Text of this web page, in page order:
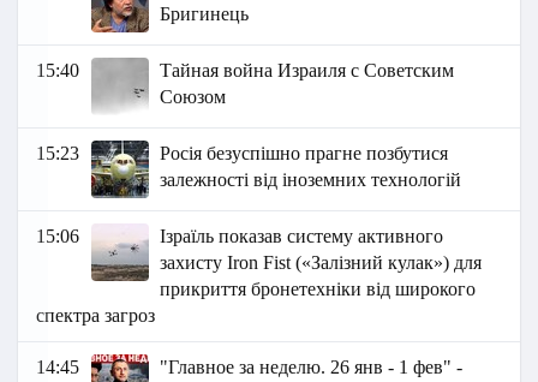
Бригинець
15:40
Тайная война Израиля с Советским
Союзом
15:23
Росія безуспішно прагне позбутися
залежності від іноземних технологій
15:06
Ізраїль показав систему активного
захисту Iron Fist («Залізний кулак») для
прикриття бронетехніки від широкого
спектра загроз
14:45
"Главное за неделю. 26 янв - 1 фев" -